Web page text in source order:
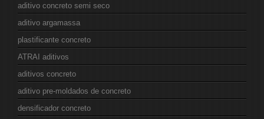
aditivo concreto semi seco
aditivo argamassa
plastificante concreto
ATRAI aditivos
aditivos concreto
aditivo pre-moldados de concreto
densificador concreto